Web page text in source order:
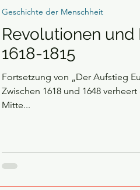
Revolutionen und
1618-1815
Fortsetzung von „Der Aufstieg Europas“ Dreißig
Zwischen 1618 und 1648 verheert
Mitte...
Geschichte der Menschheit